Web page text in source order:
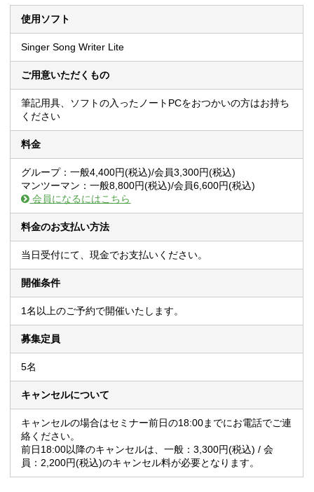
使用ソフト
Singer Song Writer Lite
ご用意いただくもの
筆記用具、ソフトの入ったノートPCをおつかいの方はお持ち
ください
料金
グループ：一般4,400円(税込)/会員3,300円(税込)
マンツーマン：一般8,800円(税込)/会員6,600円(税込)
会員になるにはこちら
料金のお支払い方法
当日受付にて、現金でお支払いください。
開催条件
1名以上のご予約で開催いたします。
募集定員
5名
キャンセルについて
キャンセルの場合はセミナー前日の18:00までにお電話でご連
絡ください。
前日18:00以降のキャンセルは、一般：3,300円(税込) / 会
員：2,200円(税込)のキャンセル料が必要となります。